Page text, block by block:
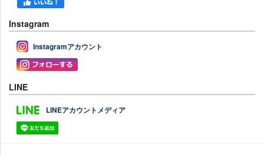
Instagram
Instagramアカウント
LINE
LINEアカウントメディア